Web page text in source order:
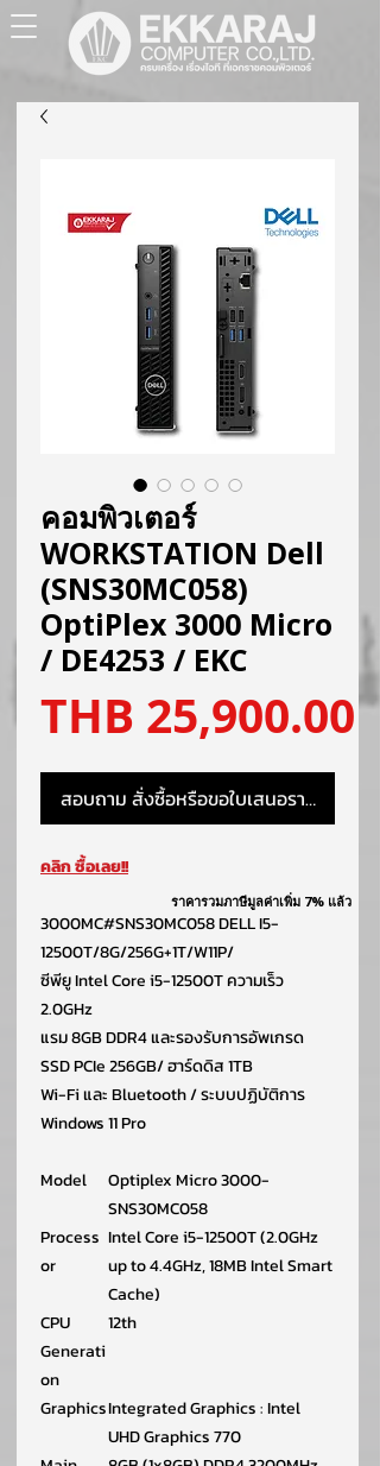
คอมพิวเตอร์
WORKSTATION Dell
(SNS30MC058)
OptiPlex 3000 Micro
/ DE4253 / EKC
THB 25,900.00
สอบถาม สั่งซื้อหรือขอใบเสนอราคา
คลิก ซื้อเลย!!
3000MC#SNS30MC058 DELL I5-
12500T/8G/256G+1T/W11P/
ซีพียู Intel Core i5-12500T ความเร็ว
2.0GHz
แรม 8GB DDR4 และรองรับการอัพเกรด
SSD PCIe 256GB/ ฮาร์ดดิส 1TB
Wi-Fi และ Bluetooth / ระบบปฏิบัติการ
Windows 11 Pro
Model
Optiplex Micro 3000-
SNS30MC058
Process
or
Intel Core i5-12500T (2.0GHz
up to 4.4GHz, 18MB Intel Smart
Cache)
CPU
Generati
on
12th
GraphicsIntegrated Graphics : Intel
UHD Graphics 770
ราคารวมภาษีมูลค่าเพิ่ม 7% แล้ว